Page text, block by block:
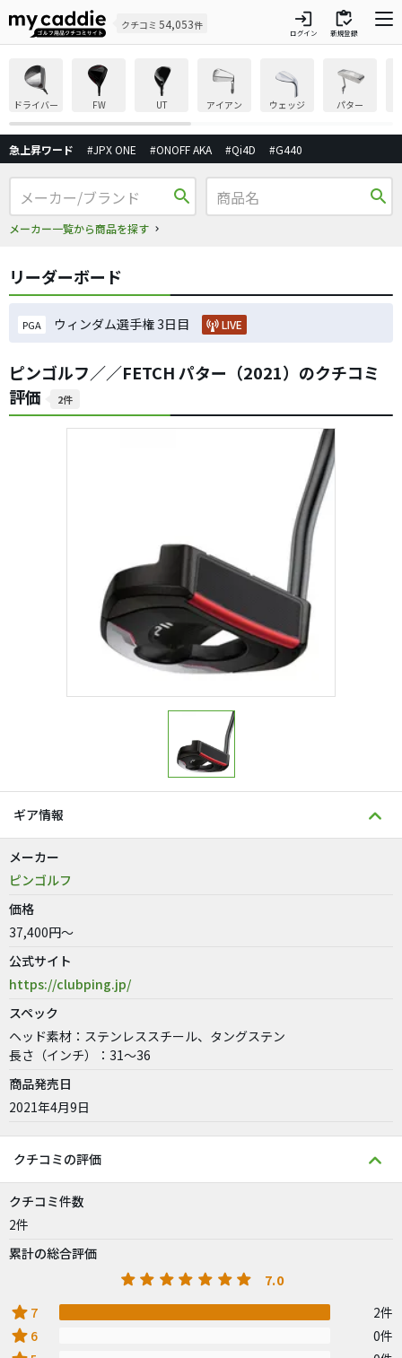
クチコミ 54,053件 login
ログイン
inventory
新規登録
ドライバー FW UT アイアン ウェッジ パター
急上昇ワード #JPX ONE #ONOFF AKA #Qi4D #G440
search
メーカー一覧から商品を探す
search
リーダーボード
PGA ウィンダム選手権 3日目 LIVE
ピンゴルフ／／FETCH パター（2021）のクチコミ
評価
2件
ギア情報
メーカー
ピンゴルフ
価格
37,400円～
公式サイト
https://clubping.jp/
スペック
ヘッド素材：ステンレススチール、タングステン
長さ（インチ）：31〜36
商品発売日
2021年4月9日
クチコミの評価
クチコミ件数
2件
累計の総合評価
7.0
star 7 2件
star 6 0件